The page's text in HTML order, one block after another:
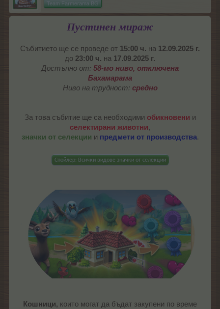
Team Farmerama BG
Пустинен мираж
Събитието ще се проведе от 15:00 ч. на 12.09.2025 г.
до 23:00 ч. на 17.09.2025 г.
Достъпно от: 58-мо ниво, отключена
Бахамарама
Ниво на трудност: средно
За това събитие ще са необходими обикновени и
селектирани животни,
значки от селекции и предмети от производства.
Спойлер: Всички видове значки от селекции
Кошници, които могат да бъдат закупени по време